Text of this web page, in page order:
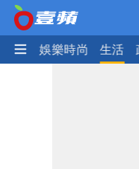
熱門 娛樂時尚 生活
慧芝：今年
穿中國貨內